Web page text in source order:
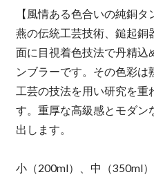
【風情ある色合いの純銅タ
燕の伝統工芸技術、鎚起銅
面に目視着色技法で丹精込
ンブラーです。その色彩
工芸の技法を用い研究を重
す。重厚な高級感とモダン
出します。
小（200ml）、中（350ml